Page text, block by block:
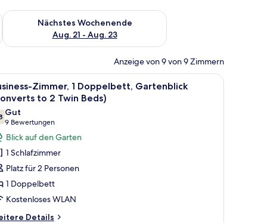
Aug. 14 - Aug. 16.
Nächstes Wochenende
Aug. 21 - Aug. 23
Überprüfe die Verfügbarkeit für nächstes Wochenende, Aug.
Anzeige von 9 von 9 Zimmern
Wand befestigten Fernseher und einem Fenster mit Vorhängen.
Schreibtisch mit Stuhl, einem Fernseher und einem Gemälde einer
Ein Hotelzimmer mit zwei Betten, einem
4
Zimmer, 1 Doppelbett, Gartenblick
to 2 Twin Beds)
von 10
Gut
9 Bewertungen
(9
Bewertungen)
Blick auf den Garten
1 Schlafzimmer
Platz für 2 Personen
1 Doppelbett
Kostenloses WLAN
Details